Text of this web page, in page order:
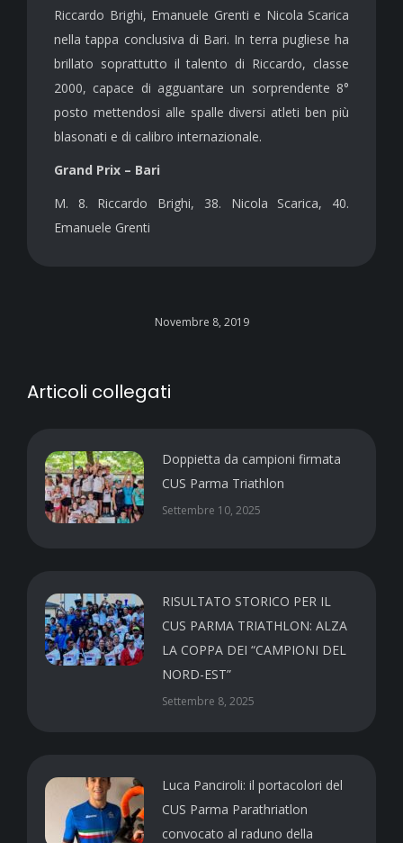
Riccardo Brighi, Emanuele Grenti e Nicola Scarica
nella tappa conclusiva di Bari. In terra pugliese ha
brillato soprattutto il talento di Riccardo, classe
2000, capace di agguantare un sorprendente 8°
posto mettendosi alle spalle diversi atleti ben più
blasonati e di calibro internazionale.
Grand Prix – Bari
M. 8. Riccardo Brighi, 38. Nicola Scarica, 40.
Emanuele Grenti
Novembre 8, 2019
Articoli collegati
Doppietta da campioni firmata
CUS Parma Triathlon
Settembre 10, 2025
RISULTATO STORICO PER IL
CUS PARMA TRIATHLON: ALZA
LA COPPA DEI “CAMPIONI DEL
NORD-EST”
Settembre 8, 2025
Luca Panciroli: il portacolori del
CUS Parma Parathriatlon
convocato al raduno della